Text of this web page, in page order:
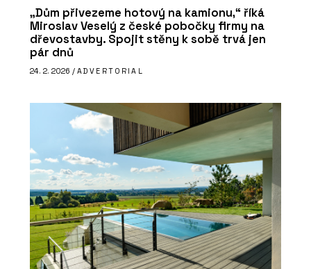
„Dům přivezeme hotový na kamionu,“ říká
Miroslav Veselý z české pobočky firmy na
dřevostavby. Spojit stěny k sobě trvá jen
pár dnů
24. 2. 2026 / ADVERTORIAL